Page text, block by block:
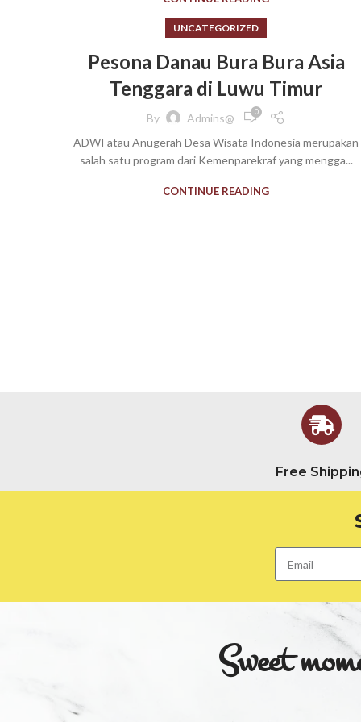
UNCATEGORIZED
Pesona Danau Bura Bura Asia
Tenggara di Luwu Timur
By Admins@ 0
ADWI atau Anugerah Desa Wisata Indonesia merupakan
salah satu program dari Kemenparekraf yang mengga...
CONTINUE READING
Free
Sweet